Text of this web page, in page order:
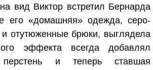
вид Виктор встретил Бернарда
его «домашняя» одежда, серо-
отутюженные брюки, выглядела
эффекта всегда добавлял
перстень и теперь ставшая